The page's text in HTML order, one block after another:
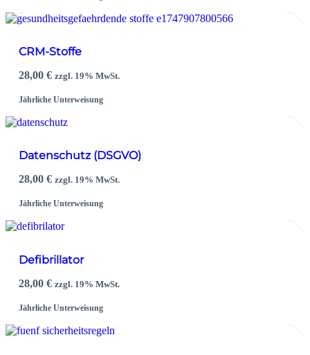
CRM-Stoffe
28,00€ zzgl. 19% MwSt.
Jährliche Unterweisung
Datenschutz (DSGVO)
28,00€ zzgl. 19% MwSt.
Jährliche Unterweisung
Defibrillator
28,00€ zzgl. 19% MwSt.
Jährliche Unterweisung